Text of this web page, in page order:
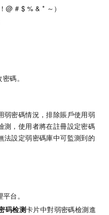
@ # $ % & * ～）
碼。
弱密碼情況，排除賬戶使用弱
測，使用者將在註冊設定密碼
法設定弱密碼庫中可監測到的
台。
码检测卡片中對弱密碼檢測進